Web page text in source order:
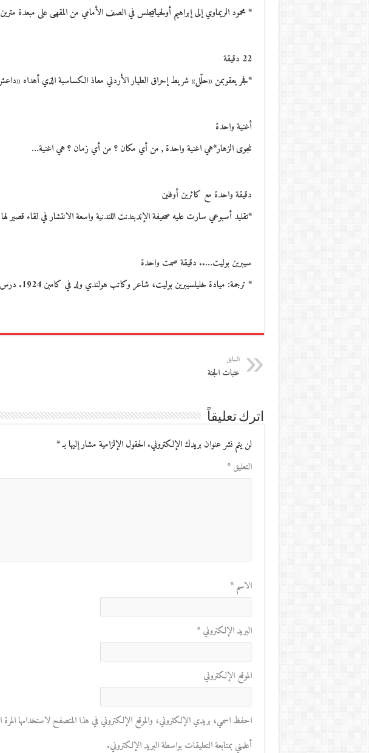
* محمود الريماوي إلى إبراهيم أولحيانيجلس في الصف الأمامي من المقهى على مبعدة
22 دقيقة
*فجر يعقوبمن «حلّل» شريط إحراق الطيار الأردني معاذ الكساسبة الذي أهداه
أغنية واحدة
نجوى الزهار*هي اغنية واحدة , من أي مكان ؟ من أي زمان ؟ هي اغنية…
دقيقة واحدة مع كاثرين أوفلين
*تقليد أسبوعي سارت عليه صحيفة الإندبندنت اللندنية واسعة الانتشار في لقاء قصير
سيبرين بوليت….. دقيقة صمت واحدة
* ترجمة: ميادة خليلسيبرين بوليت، شاعر وكاتب هولندي ولد في كامبن 1924. درس ليكون معلماً…
السابق
عتبات الجنة
اترك تعليقاً
لن يتم نشر عنوان بريدك الإلكتروني. الحقول الإلزامية مشار إليها بـ*
التعليق*
الاسم*
البريد الإلكتروني*
الموقع الإلكتروني
احفظ اسمي، بريدي الإلكتروني، والموقع الإلكتروني في هذا المتصفح لاستخدامها المرة
أعلمني بمتابعة التعليقات بواسطة البريد الإلكتروني.